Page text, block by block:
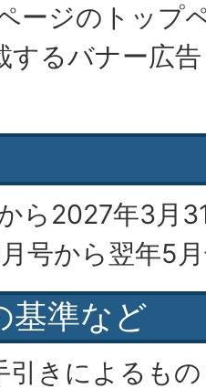
ージのトップ
するバナー広告
ら2027年3月
号から翌年5
基準など
引きによるも